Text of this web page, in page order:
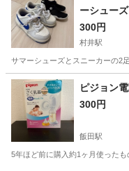
ーシュー
300円
村井駅
サマーシューズとスニーカーの2
長野 松本市 村井駅
ピジョン
300円
飯田駅
5年ほど前に購入約1ヶ月使った